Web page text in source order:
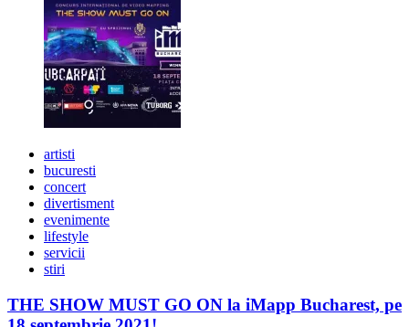
artisti
bucuresti
concert
divertisment
evenimente
lifestyle
servicii
stiri
THE SHOW MUST GO ON la iMapp Bucharest, pe